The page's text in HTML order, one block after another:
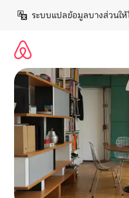
เนื้อหา
ระบบแปลข้อมูลบางส่วนใ